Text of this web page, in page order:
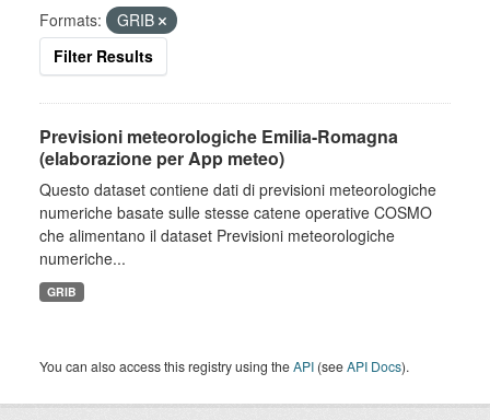
Formats:
GRIB
Filter Results
Previsioni meteorologiche Emilia-Romagna
(elaborazione per App meteo)
Questo dataset contiene dati di previsioni meteorologiche
numeriche basate sulle stesse catene operative COSMO
che alimentano il dataset Previsioni meteorologiche
numeriche...
GRIB
You can also access this registry using theAPI (seeAPI Docs).